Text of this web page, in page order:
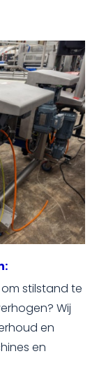
stilstand te
Wij
en
en